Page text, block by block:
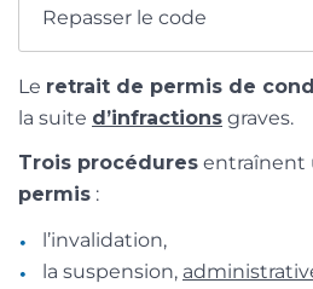
Repasser le code
Le retrait de permis de
la suite d’infractions graves.
Trois procédures entraînent
permis :
l’invalidation,
la suspension,